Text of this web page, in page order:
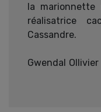
la
réalisatrice
Cassandre.
Gwendal Ollivier